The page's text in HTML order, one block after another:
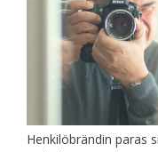
Henkilöbrändin paras